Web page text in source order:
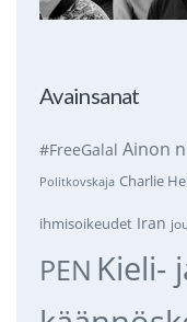
Avainsanat
#FreeGalal Ainon
Politkovskaja Charlie
ihmisoikeudet Iran
PEN Kieli-